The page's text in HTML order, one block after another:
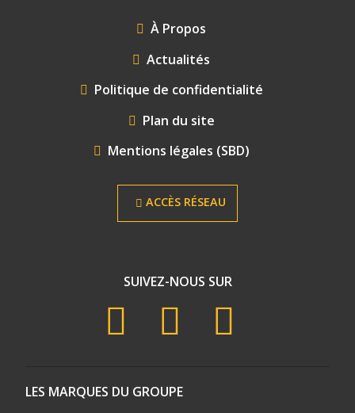
À Propos
Actualités
Politique de confidentialité
Plan du site
Mentions légales (SBD)
ACCÈS RÉSEAU
SUIVEZ-NOUS SUR
LES MARQUES DU GROUPE